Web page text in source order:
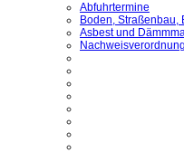
Abfuhrtermine
Boden, Straßenbau,
Asbest und
Nachweisverordnung